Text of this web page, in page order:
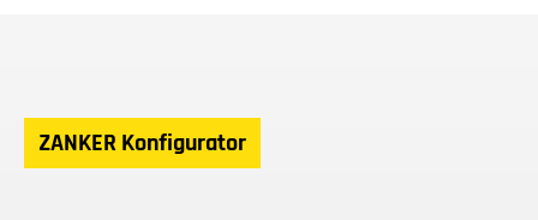
ZANKER Konfigurator